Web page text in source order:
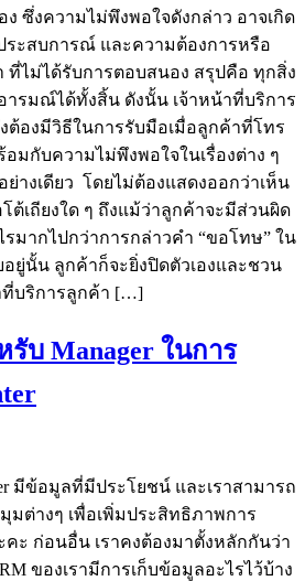
ซึ่งความไม่พึงพอใจดังกล่าว อาจเกิด
ะสบการณ์ และความต้องการหรือ
ที่ไม่ได้รับการตอบสนอง สรุปคือ ทุกสิ่ง
ารมณ์ได้ทั้งสิ้น ดังนั้น เจ้าหน้าที่บริการ
งต้องมีวิธีในการรับมือเมื่อลูกค้าที่โทร
อมกับความไม่พึงพอใจในเรื่องต่าง ๆ
างเดียว โดยไม่ต้องแสดงออกว่าเห็น
ต้เถียงใด ๆ ถึงแม้ว่าลูกค้าจะมีส่วนผิด
มากไปกว่าการกล่าวคำ “ขอโทษ” ใน
ยู่นั้น ลูกค้าก็จะยิ่งปิดตัวเองและชวน
ที่บริการลูกค้า […]
บ Manager ในการ
มีข้อมูลที่มีประโยชน์ และเราสามารถ
มต่างๆ เพื่อเพิ่มประสิทธิภาพการ
คะ ก่อนอื่น เราคงต้องมาตั้งหลักกันว่า
ของเรามีการเก็บข้อมูลอะไรไว้บ้าง